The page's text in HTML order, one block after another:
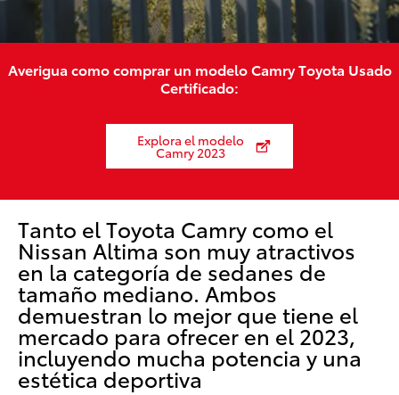
Tanto el Toyota Camry como el
Nissan Altima son muy atractivos
en la categoría de sedanes de
tamaño mediano. Ambos
demuestran lo mejor que tiene el
mercado para ofrecer en el 2023,
incluyendo mucha potencia y una
estética deportiva
Averigua como comprar un modelo Camry Toyota Usado
Certificado:
Explora el modelo
Camry 2023